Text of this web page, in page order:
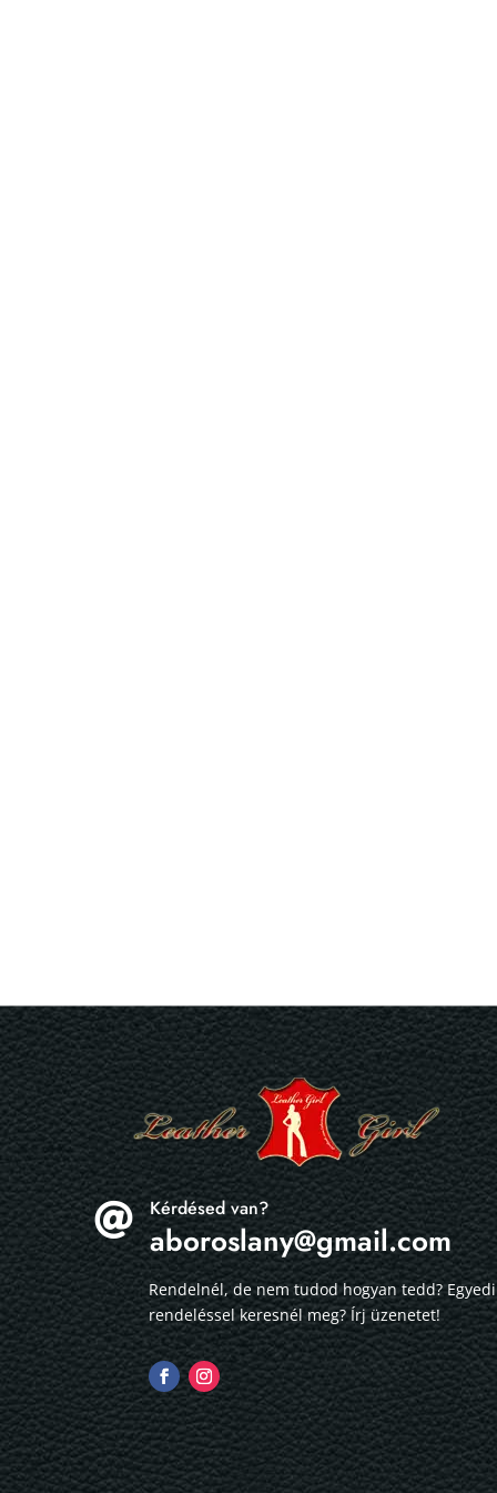
 Kérdésed van?
aboroslany@gmail.com
Rendelnél, de nem tudod hogyan tedd? Egyedi
rendeléssel keresnél meg? Írj üzenetet!